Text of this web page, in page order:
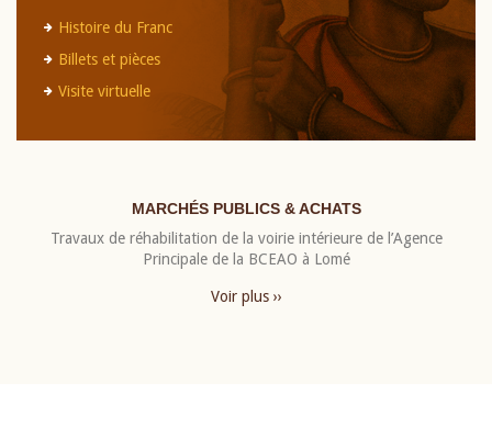
Histoire du Franc
Billets et pièces
Visite virtuelle
MARCHÉS PUBLICS & ACHATS
Travaux de réhabilitation de la voirie intérieure de l’Agence
Principale de la BCEAO à Lomé
Voir plus ››